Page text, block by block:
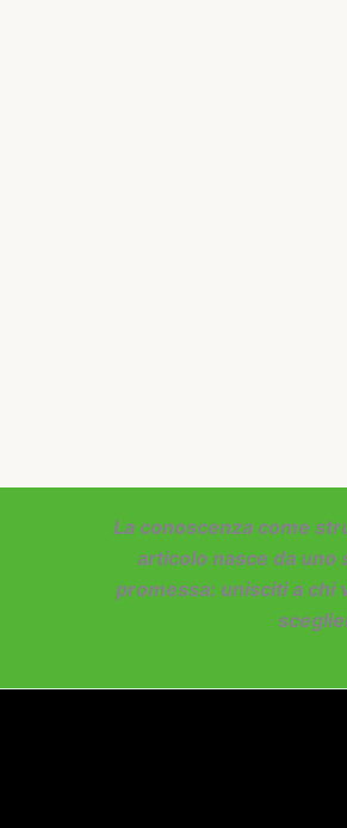
La conoscenza come
articolo nasce da uno
promessa: unisciti a chi